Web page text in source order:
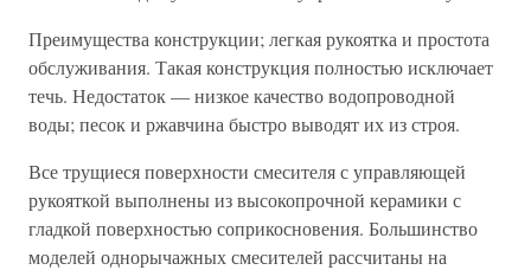
Преимущества конструкции; легкая рукоятка и простота
обслуживания. Такая конструкция полностью исключает
течь. Недостаток — низкое качество водопроводной
воды; песок и ржавчина быстро выводят их из строя.
Все трущиеся поверхности смесителя с управляющей
рукояткой выполнены из высокопрочной керамики с
гладкой поверхностью соприкосновения. Большинство
моделей однорычажных смесителей рассчитаны на